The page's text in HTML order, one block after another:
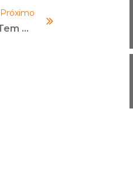
Próximo
[REVISTA LEC] O Que Compliance Tem A Ver Com Bitcoins E Blockchains?